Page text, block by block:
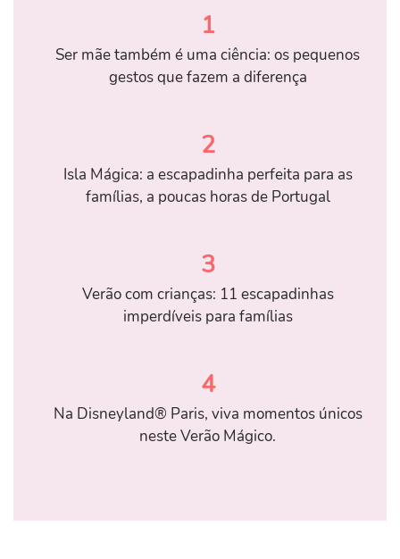
1
Ser mãe também é uma ciência: os pequenos
gestos que fazem a diferença
2
Isla Mágica: a escapadinha perfeita para as
famílias, a poucas horas de Portugal
3
Verão com crianças: 11 escapadinhas
imperdíveis para famílias
4
Na Disneyland® Paris, viva momentos únicos
neste Verão Mágico.